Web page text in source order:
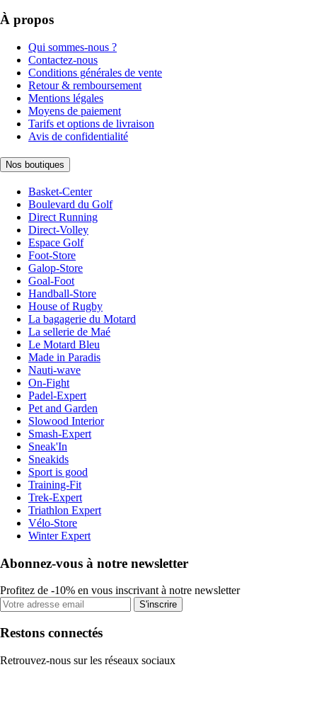
À propos
Qui sommes-nous ?
Contactez-nous
Conditions générales de vente
Retour & remboursement
Mentions légales
Moyens de paiement
Tarifs et options de livraison
Avis de confidentialité
Nos boutiques
Basket-Center
Boulevard du Golf
Direct Running
Direct-Volley
Espace Golf
Foot-Store
Galop-Store
Goal-Foot
Handball-Store
House of Rugby
La bagagerie du Motard
La sellerie de Maé
Le Motard Bleu
Made in Paradis
Nauti-wave
On-Fight
Padel-Expert
Pet and Garden
Slowood Interior
Smash-Expert
Sneak'In
Sneakids
Sport is good
Training-Fit
Trek-Expert
Triathlon Expert
Vélo-Store
Winter Expert
Abonnez-vous à notre newsletter
Profitez de -10% en vous inscrivant à notre newsletter
S'inscrire
Restons connectés
Retrouvez-nous sur les réseaux sociaux